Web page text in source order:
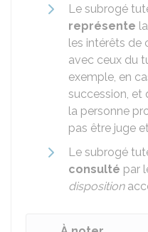
Le subrogé
représente
les intérêts de
avec ceux du
exemple, en
succession, et
la personne
pas être juge
Le subrogé
consulté par
disposition